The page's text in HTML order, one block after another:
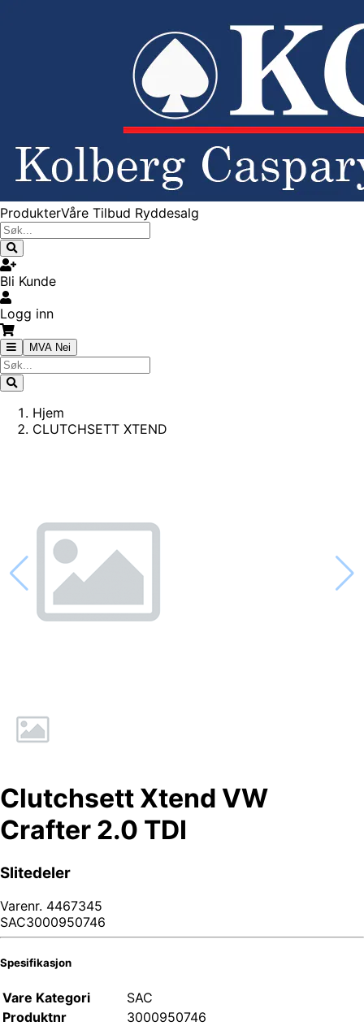
ProdukterVåre Tilbud Ryddesalg
Bli Kunde
Logg inn
MVA Nei
Hjem
CLUTCHSETT XTEND
Clutchsett Xtend VW
Crafter 2.0 TDI
Slitedeler
Varenr. 4467345
SAC3000950746
Spesifikasjon
Vare Kategori
SAC
Produktnr
3000950746